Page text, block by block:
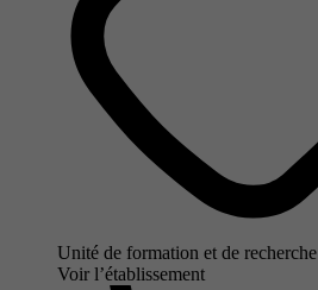
Unité de formation et de recherche
Voir l’établissement